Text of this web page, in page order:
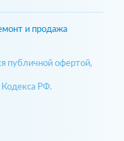
и продажа
публичной офертой,
РФ.